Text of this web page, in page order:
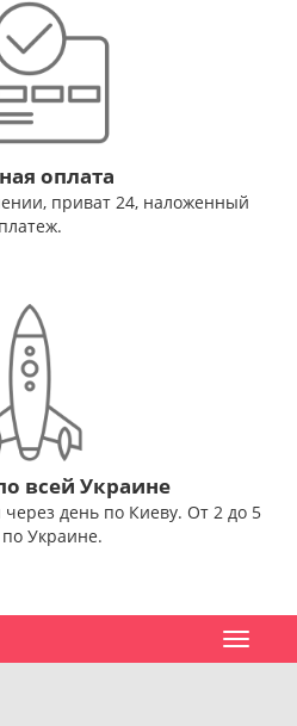
оплата
приват 24, наложенный
платеж.
всей Украине
день по Киеву. От 2 до 5
Украине.
Toggle